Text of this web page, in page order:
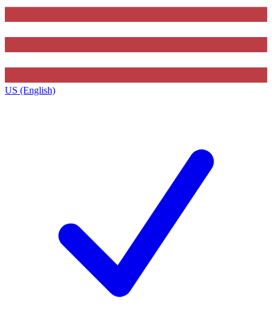
US (English)